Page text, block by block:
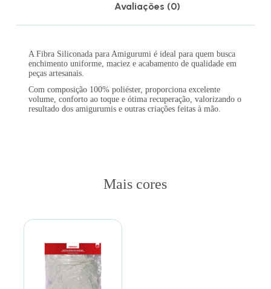
Avaliações (0)
A Fibra Siliconada para Amigurumi é ideal para quem busca
enchimento uniforme, maciez e acabamento de qualidade em
peças artesanais.
Com composição 100% poliéster, proporciona excelente
volume, conforto ao toque e ótima recuperação, valorizando o
resultado dos amigurumis e outras criações feitas à mão.
Mais cores